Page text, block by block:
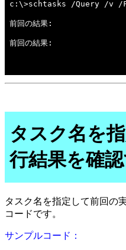
タスク名を
行結果を確
タスク名を指定して前回の
コードです。
サンプルコード：